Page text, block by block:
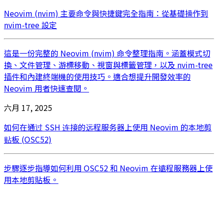
Neovim (nvim) 主要命令與快捷鍵完全指南：從基礎操作到
nvim-tree 設定
這是一份完整的 Neovim (nvim) 命令整理指南。涵蓋模式切
換、文件管理、游標移動、視窗與標籤管理，以及 nvim-tree
插件和內建終端機的使用技巧。適合想提升開發效率的
Neovim 用者快速查閱。
六月 17, 2025
如何在通过 SSH 连接的远程服务器上使用 Neovim 的本地剪
贴板 (OSC52)
步驟逐步指導如何利用 OSC52 和 Neovim 在遠程服務器上使
用本地剪貼板。